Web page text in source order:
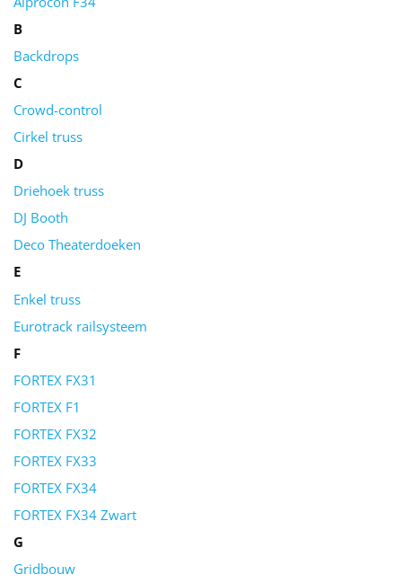
B
Backdrops
C
Crowd-control
Cirkel truss
D
Driehoek truss
DJ Booth
Deco Theaterdoeken
E
Enkel truss
Eurotrack railsysteem
F
FORTEX FX31
FORTEX F1
FORTEX FX32
FORTEX FX33
FORTEX FX34
FORTEX FX34 Zwart
G
Gridbouw